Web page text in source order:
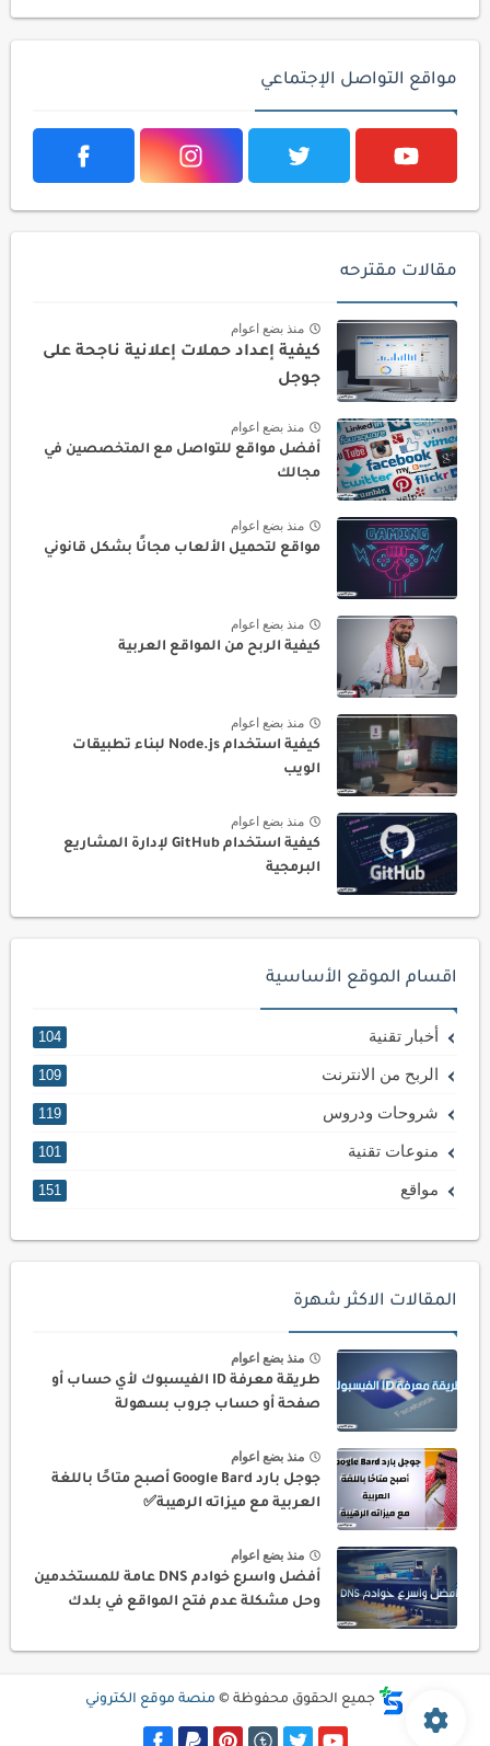
مواقع التواصل الإجتماعي
مقالات مقترحه
منذ بضع اعوام
كيفية إعداد حملات إعلانية ناجحة على
جوجل
منذ بضع اعوام
أفضل مواقع للتواصل مع المتخصصين في
مجالك
منذ بضع اعوام
مواقع لتحميل الألعاب مجانًا بشكل قانوني
منذ بضع اعوام
كيفية الربح من المواقع العربية
منذ بضع اعوام
كيفية استخدام Node.js لبناء تطبيقات
الويب
منذ بضع اعوام
كيفية استخدام GitHub لإدارة المشاريع
البرمجية
اقسام الموقع الأساسية
أخبار تقنية 104
الربح من الانترنت 109
شروحات ودروس 119
منوعات تقنية 101
مواقع 151
المقالات الاكثر شهرة
منذ بضع اعوام
طريقة معرفة ID الفيسبوك لأي حساب أو
صفحة أو حساب جروب بسهولة
منذ بضع اعوام
جوجل بارد Google Bard أصبح متاحًا باللغة
العربية مع ميزاته الرهيبة✅
منذ بضع اعوام
أفضل واسرع خوادم DNS عامة للمستخدمين
وحل مشكلة عدم فتح المواقع في بلدك
جميع الحقوق محفوظة © منصة موقع الكتروني